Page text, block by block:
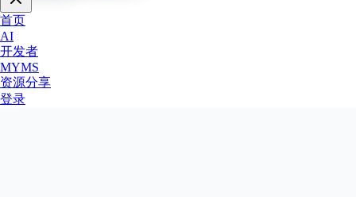
首页
AI
开发者
MYMS
资源分享
登录